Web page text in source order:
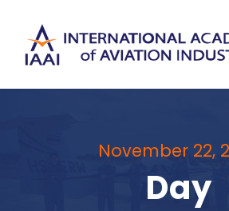
November 22,
Day